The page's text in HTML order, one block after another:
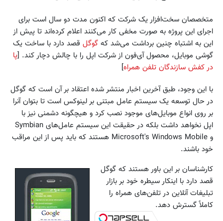
متخصصان سخت‌افزار یک شرکت که اکنون مدت دو سال است برای
اجرای این پروژه به صورت مخفی کار می‌کنند اعلام کرده‌اند تا پیش از
این به اشتباه چنین برداشت می‌شد که گوگل قصد دارد با ساخت یک
گوشی موبایل، محصول آی‌فون از شرکت اپل را با چالش دچار کند. [پا
در کفش سازندگان تلفن همراه]
با این وجود، طبق آخرین اخبار منتشر شده اعتقاد بر آن است که گوگل
در حال توسعه یک سیستم عامل مبتنی بر لینوکس است تا بتوان آنرا
بر روی انواع موبایل‌های موجود نصب کرد و هیچگونه دشمنی نیز با
اپل نخواهد داشت بلکه در حقیقت این سیستم عامل‌های Symbian
و Microsoft's Windows Mobile هستند که باید پس از این مراقب
خود باشند.
کارشناسان بر این باور هستند که گوگل
قصد دارد با اینکار سیطره خود بر بازار
تبلیغات آنلاین در تلفن‌های همراه را
کاملاً گسترش دهد.